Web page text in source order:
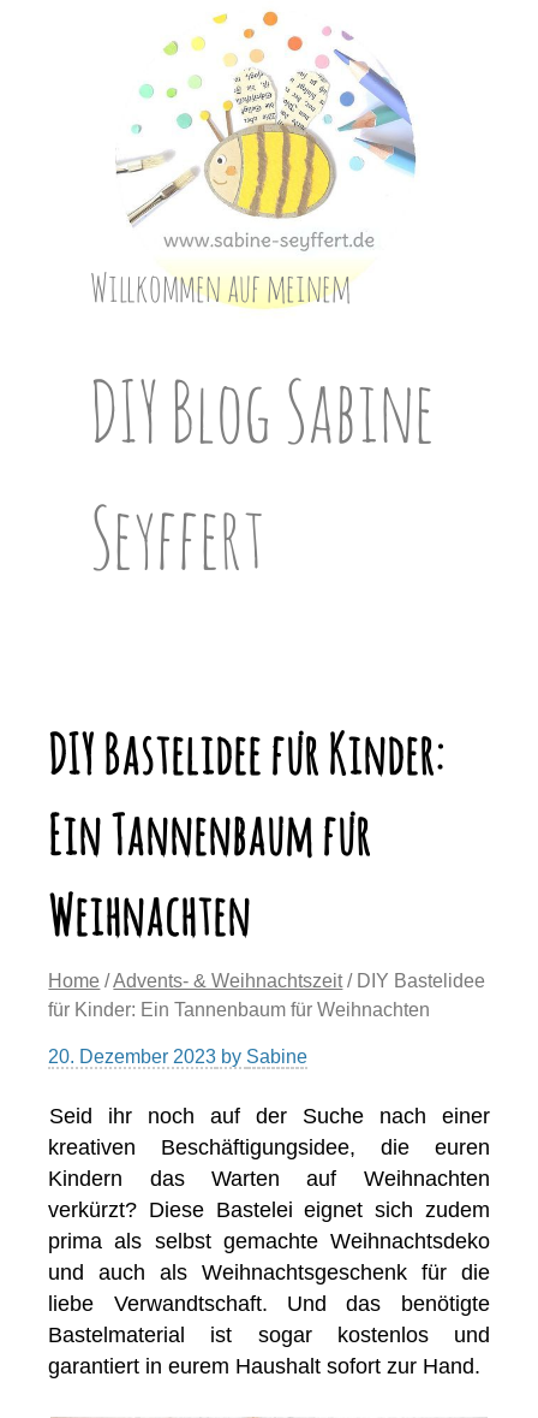
Willkommen auf meinem
DIY Blog Sabine
Seyffert
DIY Bastelidee für Kinder:
Ein Tannenbaum für
Weihnachten
Home /Advents- & Weihnachtszeit/ DIY Bastelidee
für Kinder: Ein Tannenbaum für Weihnachten
20. Dezember 2023 by Sabine
Seid ihr noch auf der Suche nach einer
kreativen Beschäftigungsidee, die euren
Kindern das Warten auf Weihnachten
verkürzt? Diese Bastelei eignet sich zudem
prima als selbst gemachte Weihnachtsdeko
und auch als Weihnachtsgeschenk für die
liebe Verwandtschaft. Und das benötigte
Bastelmaterial ist sogar kostenlos und
garantiert in eurem Haushalt sofort zur Hand.